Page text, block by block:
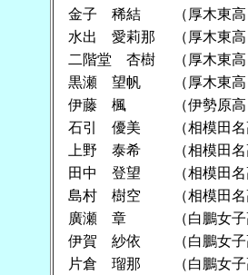
金子 稀結
（厚木東
水出 愛莉那
（厚木東
二階堂 杏樹
（厚木東
黒瀬 望帆
（厚木東
伊藤 楓
（伊勢原
石引 優美
（相模田
上野 泰希
（相模田
田中 登望
（相模田
島村 樹空
（相模田
廣瀬 章
（白鵬女
伊賀 紗依
（白鵬女
片倉 瑠那
（白鵬女